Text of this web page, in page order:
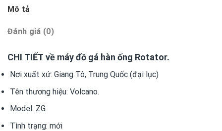
Mô tả
Đánh giá (0)
CHI TIẾT về máy đồ gá hàn ống Rotator.
Nơi xuất xứ: Giang Tô, Trung Quốc (đại lục)
Tên thương hiệu: Volcano.
Model: ZG
Tình trạng: mới